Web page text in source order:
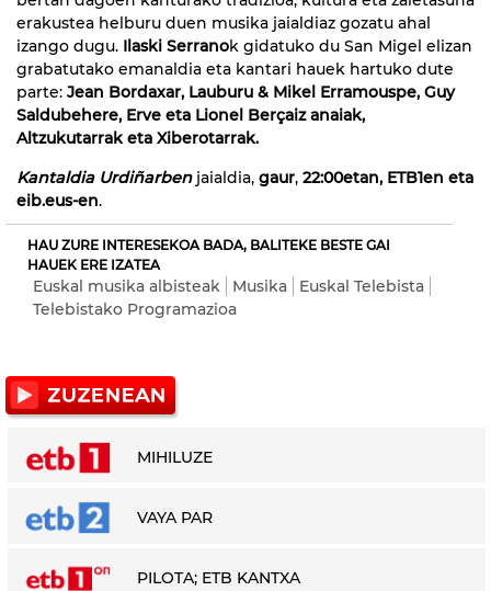
erakustea helburu duen musika jaialdiaz gozatu ahal
izango dugu. Ilaski Serranok gidatuko du San Migel elizan
grabatutako emanaldia eta kantari hauek hartuko dute
parte: Jean Bordaxar, Lauburu & Mikel Erramouspe, Guy
Saldubehere, Erve eta Lionel Berçaiz anaiak,
Altzukutarrak eta Xiberotarrak.
Kantaldia Urdiñarbenjaialdia, gaur, 22:00etan, ETB1en eta
eib.eus-en.
HAU ZURE INTERESEKOA BADA, BALITEKE BESTE GAI
HAUEK ERE IZATEA
Euskal musika albisteak Musika
Euskal Telebista
Telebistako Programazioa
MIHILUZE
VAYA PAR
PILOTA; ETB KANTXA